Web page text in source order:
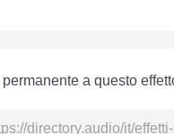
permanente a questo